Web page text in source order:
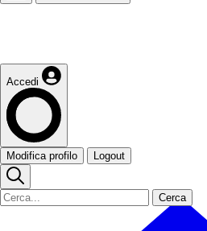
Accedi
Modifica profilo Logout
Cerca